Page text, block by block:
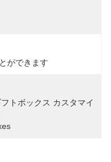
ができます
トボックス カスタマイ